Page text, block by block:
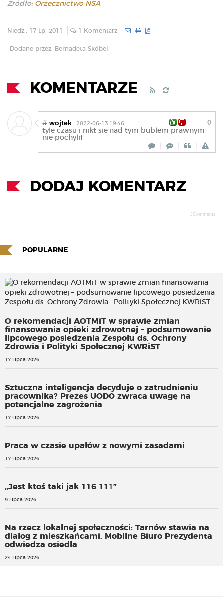
Źródło: Orzecznictwo NSA
Niedz., 17 Lp. 2011 1 Komentarz
Dodane przez: Bernadeta Skóbel
KOMENTARZE
0
# wojtek 2022-06-13 19:46
tyle czasu i nikt sie nad tym bublem prawnym
nie pochylił
DODAJ KOMENTARZ
JComments
POPULARNE
O rekomendacji AOTMiT w sprawie zmian
finansowania opieki zdrowotnej – podsumowanie
lipcowego posiedzenia Zespołu ds. Ochrony
Zdrowia i Polityki Społecznej KWRiST
17 Lipca 2026
Sztuczna inteligencja decyduje o zatrudnieniu
pracownika? Prezes UODO zwraca uwagę na
potencjalne zagrożenia
17 Lipca 2026
Praca w czasie upałów z nowymi zasadami
17 Lipca 2026
„Jest ktoś taki jak 116 111”
9 Lipca 2026
Na rzecz lokalnej społeczności: Tarnów stawia na
dialog z mieszkańcami. Mobilne Biuro Prezydenta
odwiedza osiedla
24 Lipca 2026
17 Lipca 2026